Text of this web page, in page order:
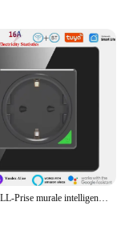
COSWALL-Prise murale intelligente Tuya, panneau en verre, surveillance de l'électricité, fonctionne avec Yandex Alice et SmartThings, noir et blanc, WiFi, UE